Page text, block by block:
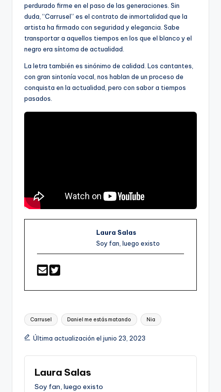
perdurado firme en el paso de las generaciones. Sin
duda, “Carrusel” es el contrato de inmortalidad que la
artista ha firmado con seguridad y elegancia. Sabe
transportar a aquellos tiempos en los que el blanco y el
negro era síntoma de actualidad.
La letra también es sinónimo de calidad. Los cantantes,
con gran sintonía vocal, nos hablan de un proceso de
conquista en la actualidad, pero con sabor a tiempos
pasados.
Laura Salas
Soy fan, luego existo
Etiquetas:
Carrusel Daniel me estás matando Nia
Última actualización el junio 23, 2023
Laura Salas
Soy fan, luego existo